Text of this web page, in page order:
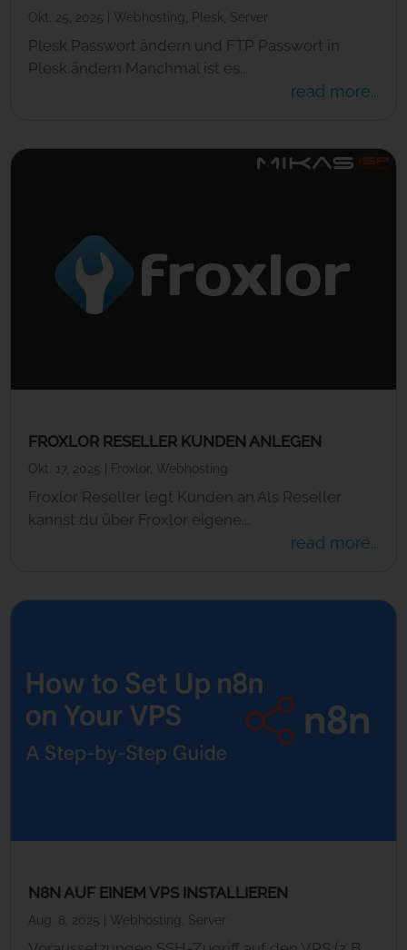
Okt. 25, 2025 Webhosting Plesk Server
Plesk Passwort ändern und FTP Passwort in
Plesk ändern Manchmal ist es...
read more...
FROXLOR RESELLER KUNDEN ANLEGEN
Okt. 17, 2025 Froxlor Webhosting
Froxlor Reseller legt Kunden an Als Reseller
kannst du über Froxlor eigene...
read more...
N8N AUF EINEM VPS INSTALLIEREN
Aug. 8, 2025 Webhosting Server